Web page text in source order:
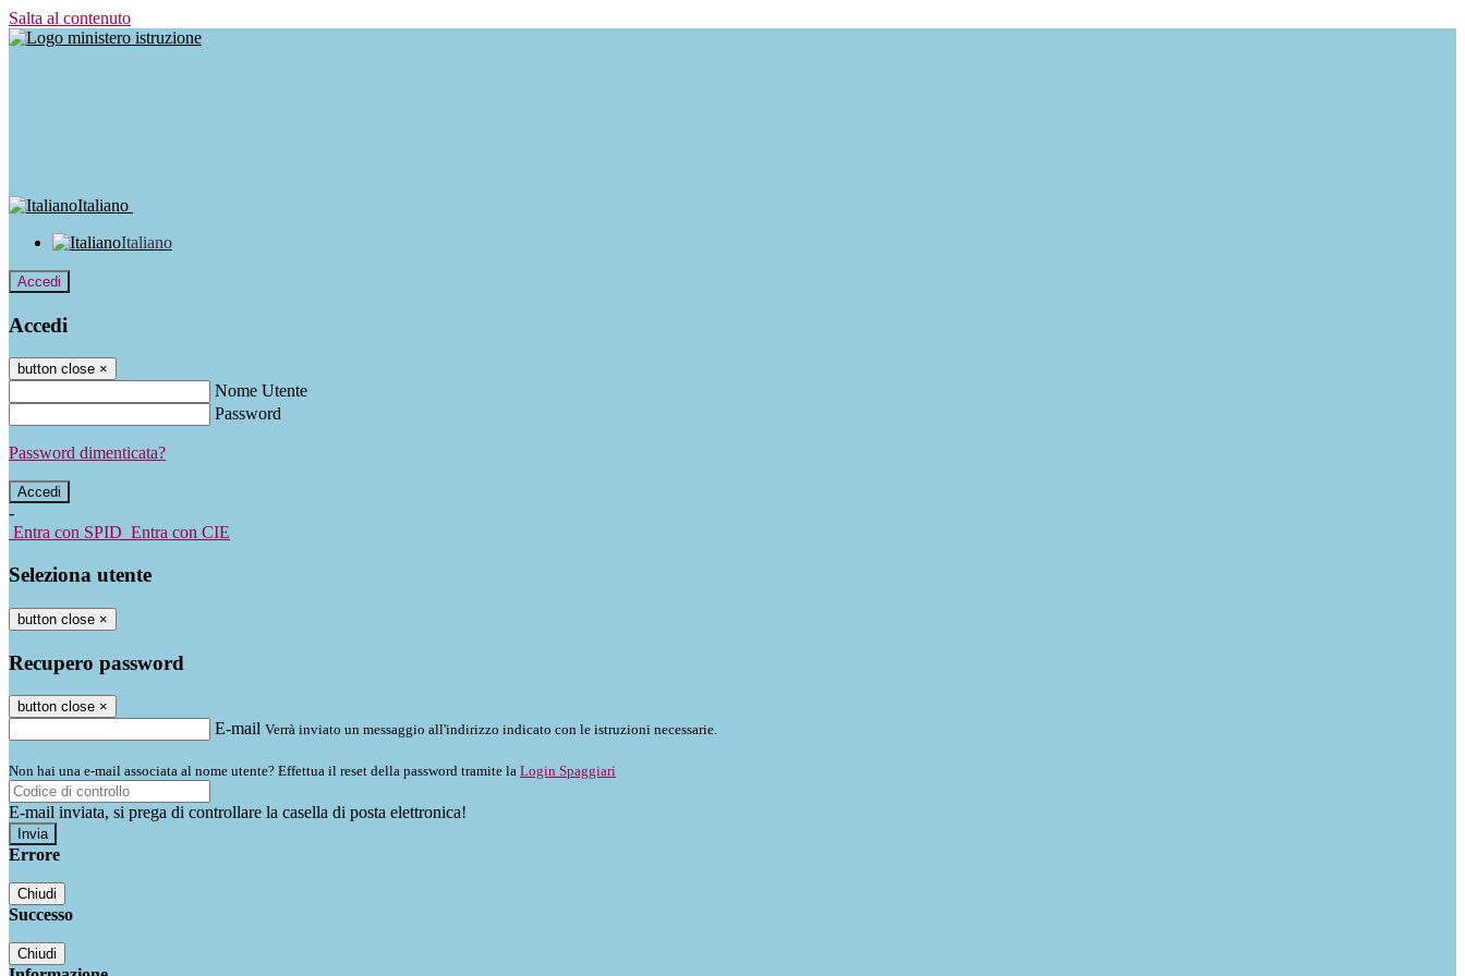
Salta al contenuto
Italiano
Italiano
Accedi
Accedi
button close ×
Nome Utente
Password
Password dimenticata?
-
Entra con SPID Entra con CIE
Seleziona utente
button close ×
Recupero password
button close ×
E-mail Verrà inviato un messaggio all'indirizzo indicato con le istruzioni necessarie.
Non hai una e-mail associata al nome utente? Effettua il reset della password tramite la Login Spaggiari
E-mail inviata, si prega di controllare la casella di posta elettronica!
Errore
Chiudi
Successo
Chiudi